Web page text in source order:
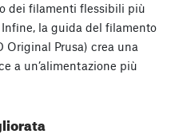
dei filamenti flessibili più
la guida del filamento
Prusa) crea una
a un’alimentazione più